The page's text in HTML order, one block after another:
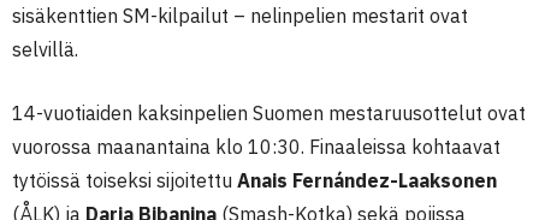
sisäkenttien SM-kilpailut – nelinpelien mestarit ovat
selvillä.
14-vuotiaiden kaksinpelien Suomen mestaruusottelut ovat
vuorossa maanantaina klo 10:30. Finaaleissa kohtaavat
tytöissä toiseksi sijoitettu Anais Fernández-Laaksonen
(ÅLK) ja Daria Bibanina (Smash-Kotka) sekä pojissa